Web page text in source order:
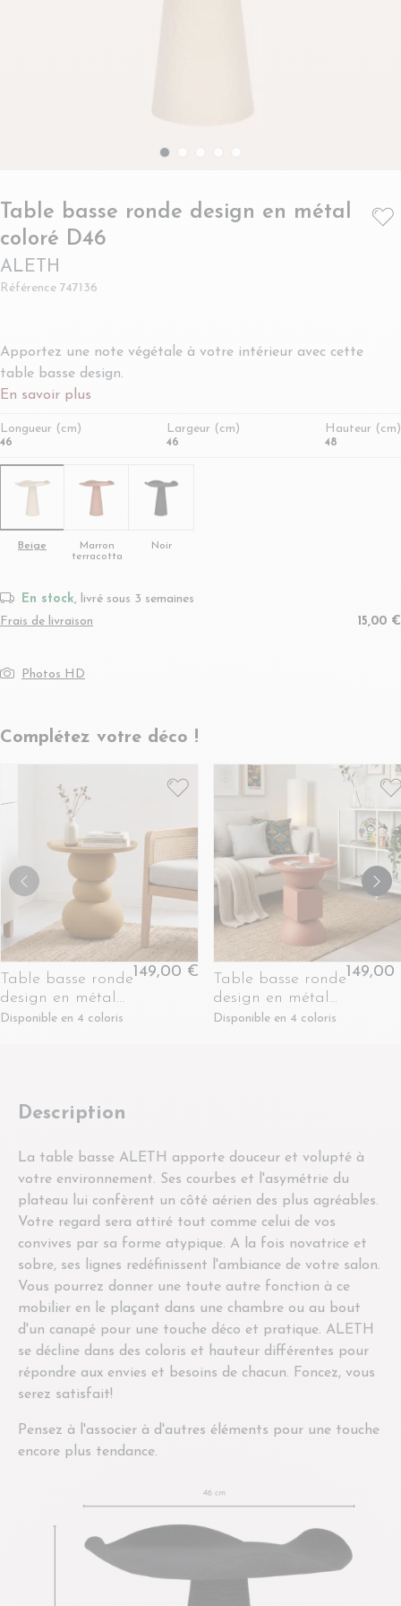
Table basse ronde design en métal
coloré D46
ALETH
Référence 747136
Apportez une note végétale à votre intérieur avec cette
table basse design.
En savoir plus
Longueur (cm)
46
Largeur (cm)
46
Hauteur (cm)
48
Beige
Marron
terracotta
Noir
En stock, livré sous 3 semaines
Frais de livraison
15,00 €
Photos HD
Complétez votre déco !
Table basse ronde
design en métal
coloré D41 -
Disponible en 4 coloris
149,00 €
Table basse ronde
design en métal
coloré D41 - POLA
Disponible en 4 coloris
149,00
Description
La table basse ALETH apporte douceur et volupté à
votre environnement. Ses courbes et l'asymétrie du
plateau lui confèrent un côté aérien des plus agréables.
Votre regard sera attiré tout comme celui de vos
convives par sa forme atypique. A la fois novatrice et
sobre, ses lignes redéfinissent l'ambiance de votre salon.
Vous pourrez donner une toute autre fonction à ce
mobilier en le plaçant dans une chambre ou au bout
d'un canapé pour une touche déco et pratique. ALETH
se décline dans des coloris et hauteur différentes pour
répondre aux envies et besoins de chacun. Foncez, vous
serez satisfait!
Pensez à l'associer à d'autres éléments pour une touche
encore plus tendance.